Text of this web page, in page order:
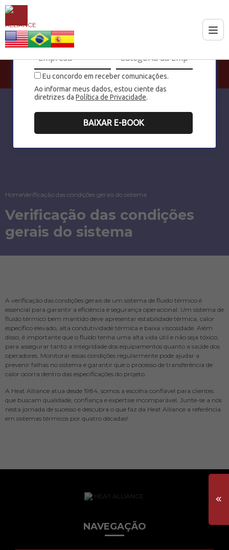
Eu concordo em receber comunicações.
Ao informar meus dados, estou ciente das
diretrizes da Política de Privacidade.
BAIXAR E-BOOK
HomeVerificação das condições gerais do sistema
Verificação das condições
gerais do sistema
A verificação das condições gerais de um sistema de fluido térmico é
essencial para garantir a eficiência e segurança operacional. Um sistema de
fluido térmico bem mantido deve apresentar estabilidade térmica, calor
específico elevado, alta condutividade térmica e baixa viscosidade. Além
disso, é importante que o fluido tenha uma alta vida útil e não seja tóxico,
para assegurar tanto a integridade dos equipamentos quanto a saúde dos
operadores. Monitorar essas condições regularmente pode ajudar a
prevenir falhas no sistema e garantir que o processo de transferência de
calor ocorra dentro das especificações do projeto.
A Heat Alliance atua desde 1984, somos a escolha confiável para clientes
que buscam qualidade, confiança e expertise incomparável. Junte-se a nós
nesta jornada de sucesso e descubra o que faz da Heat Alliance a referência
em sistemas térmicos por quatro décadas!
NAVEGAÇÃO